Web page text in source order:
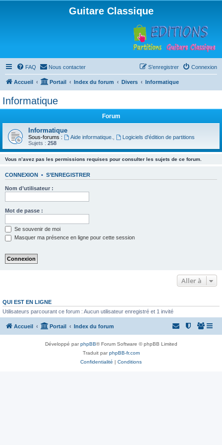
Guitare Classique
FAQ Nous contacter Connexion
S’enregistrer
Accueil Portail Index du forum Divers Informatique
Informatique
Forum
Informatique
Sous-forums : Aide informatique.
Logiciels d'édition de partitions
Sujets : 258
Vous n’avez pas les permissions requises pour consulter les sujets de ce forum.
CONNEXION • S’ENREGISTRER
Nom d’utilisateur :
Mot de passe :
Se souvenir de moi
Masquer ma présence en ligne pour cette session
Aller à
QUI EST EN LIGNE
Utilisateurs parcourant ce forum : Aucun utilisateur enregistré et 1 invité
Accueil Portail Index du forum
Développé parphpBB® Forum Software © phpBB Limited
Traduit parphpBB-fr.com
Confidentialité | Conditions